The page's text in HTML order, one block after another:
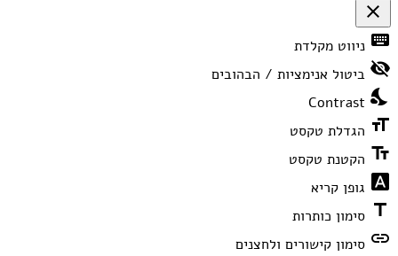
close
פתיחה
וסגירה
של
תפריט
keyboard ניווט מקלדת
visibility_off ביטול אנימציות / הבהובים
nights_stay
Contrast
format_size הגדלת טקסט
text_fields הקטנת טקסט
font_download גופן קריא
title סימון כותרות
link סימון קישורים ולחצנים